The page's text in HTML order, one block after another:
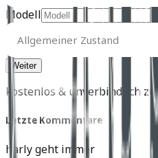
Modell
Allgemeiner
Zustand
Allgemeiner Zustand
kostenlos & unverbindlich
Letzte Kommentare
harly geht immer